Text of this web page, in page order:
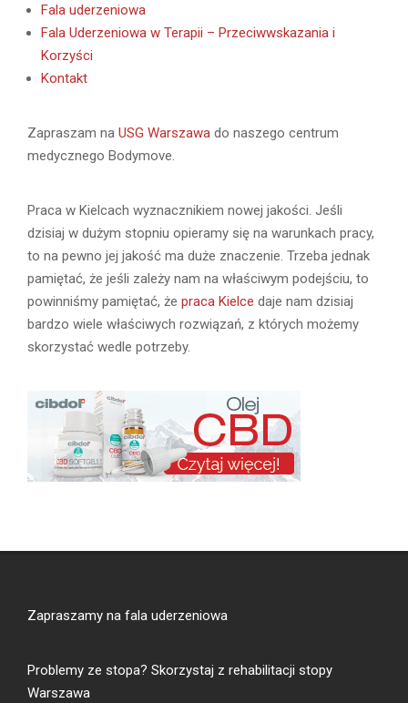
Fala uderzeniowa
Fala Uderzeniowa w Terapii – Przeciwwskazania i
Korzyści
Kontakt
Zapraszam na USG Warszawa do naszego centrum
medycznego Bodymove.
Praca w Kielcach wyznacznikiem nowej jakości. Jeśli
dzisiaj w dużym stopniu opieramy się na warunkach pracy,
to na pewno jej jakość ma duże znaczenie. Trzeba jednak
pamiętać, że jeśli zależy nam na właściwym podejściu, to
powinniśmy pamiętać, że praca Kielce daje nam dzisiaj
bardzo wiele właściwych rozwiązań, z których możemy
skorzystać wedle potrzeby.
Zapraszamy na fala uderzeniowa
Problemy ze stopa? Skorzystaj z rehabilitacji stopy
Warszawa